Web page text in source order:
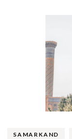
SAMARKAND